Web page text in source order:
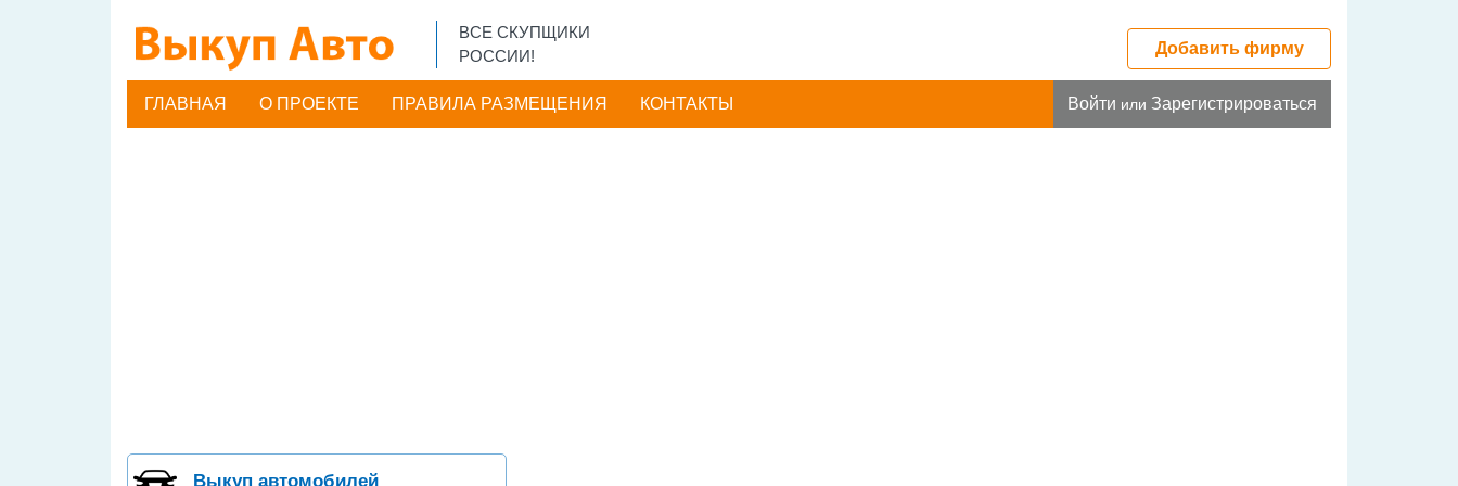
ВСЕ СКУПЩИКИ
РОССИИ!
Добавить фирму
ГЛАВНАЯ (CURRENT)
О ПРОЕКТЕ ПРАВИЛА РАЗМЕЩЕНИЯ КОНТАКТЫ Войти или Зарегистрироваться
Выкуп автомобилей